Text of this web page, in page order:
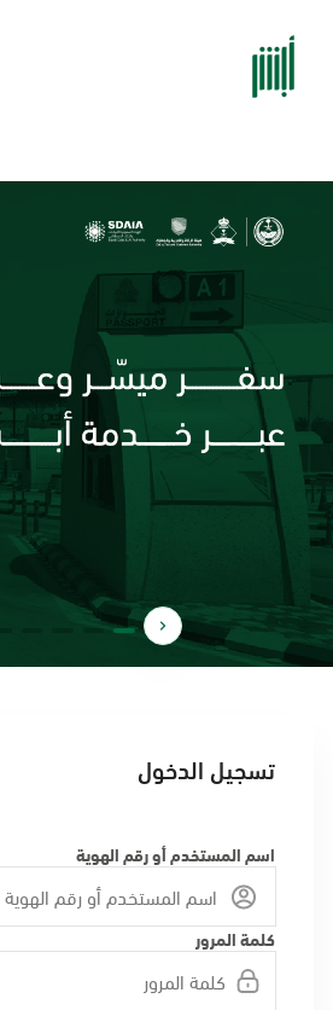
تسجيل الدخول
اسم المستخدم أو رقم الهوية
كلمة المرور